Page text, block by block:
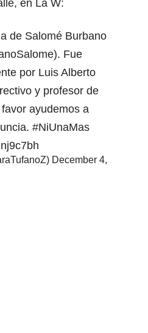
en La W:
de Salomé Burbano
). Fue
por Luis Alberto
y profesor de
ayudemos a
#NiUnaMas
December 4,